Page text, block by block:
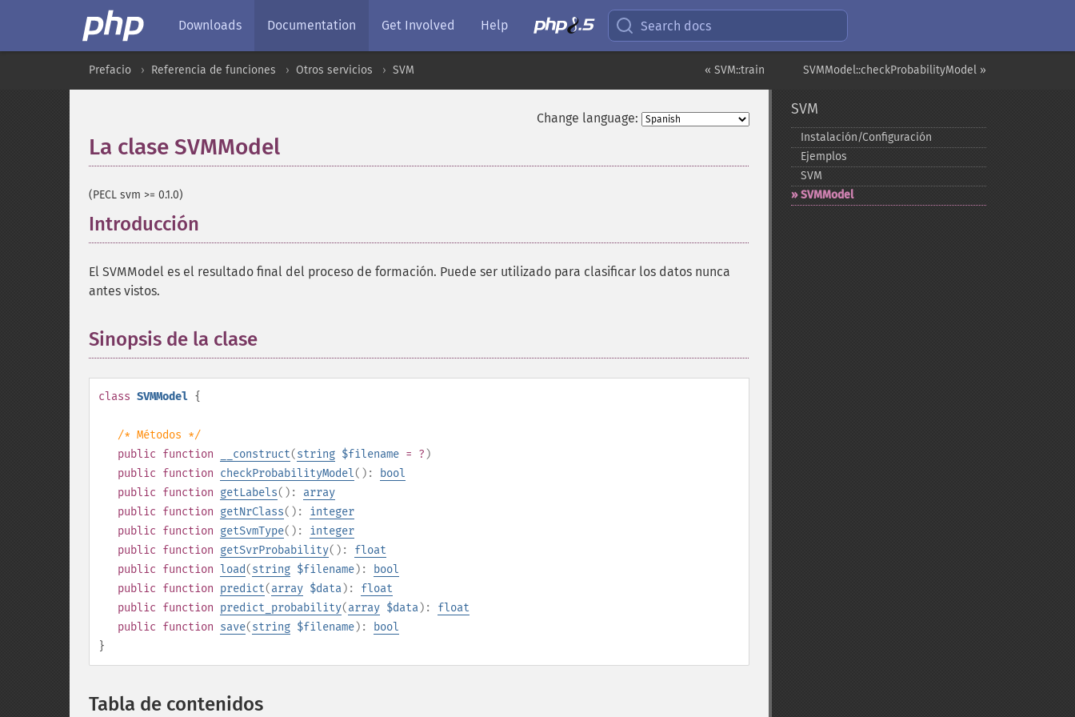
Downloads Documentation Get Involved Help Search docs
SVMModel::checkProbabilityModel »
« SVM::train
Prefacio Referencia de funciones Otros servicios SVM
Change language:
La clase SVMModel
(PECL svm >= 0.1.0)
Introducción
El SVMModel es el resultado final del proceso de formación. Puede ser utilizado para clasificar los datos nunca
antes vistos.
Sinopsis de la clase
class SVMModel {
/* Métodos */
public function __construct(string $filename = ? )
public function checkProbabilityModel():
bool
public function getLabels(): array
public function getNrClass(): integer
public function getSvmType(): integer
public function getSvrProbability(): float
public function load(string $filename):
bool
public function predict(array $data): float
public function predict_probability(array $data): float
public function save(string $filename):
bool
}
Tabla de contenidos
SVM
Instalación/Configuración
Ejemplos
SVM
SVMModel